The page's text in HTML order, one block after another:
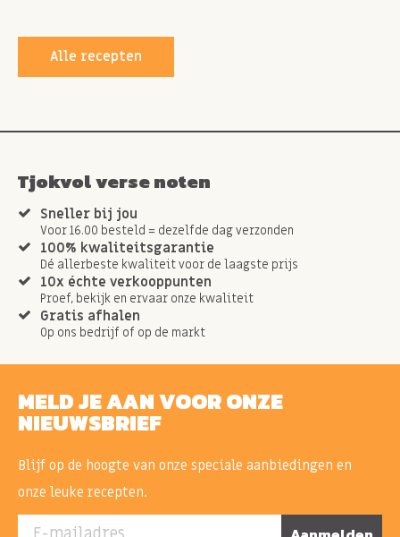
Alle recepten
Tjokvol verse noten
Sneller bij jou
Voor 16.00 besteld = dezelfde dag verzonden
100% kwaliteitsgarantie
Dé allerbeste kwaliteit voor de laagste prijs
10x échte verkooppunten
Proef, bekijk en ervaar onze kwaliteit
Gratis afhalen
Op ons bedrijf of op de markt
MELD JE AAN VOOR ONZE
NIEUWSBRIEF
Blijf op de hoogte van onze speciale aanbiedingen en
onze leuke recepten.
E-mailadres